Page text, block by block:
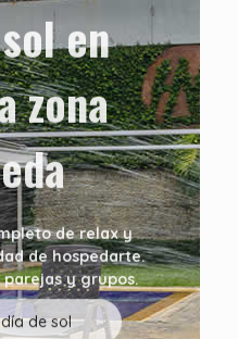
en
zona
de relax y
de hospedarte.
y grupos.
de sol